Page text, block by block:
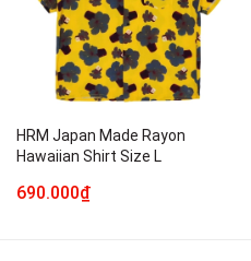
HRM Japan Made Rayon
Hawaiian Shirt Size L
690.000₫